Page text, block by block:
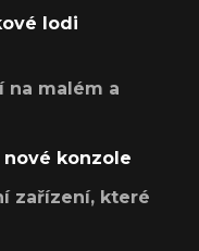
lodi
na malém a
konzole
zařízení, které